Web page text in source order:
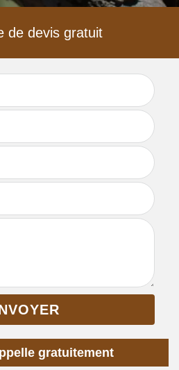
de devis gratuit
gratuitement